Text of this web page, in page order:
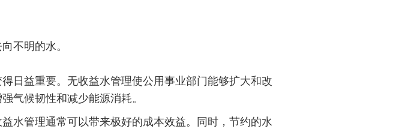
不明的水。
日益重要。无收益水管理使公用事业部门能够扩大和改
气候韧性和减少能源消耗。
水管理通常可以带来极好的成本效益。同时，节约的水